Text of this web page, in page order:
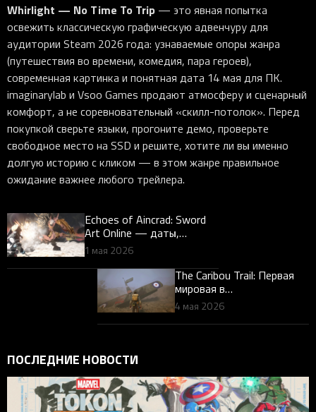
Whirlight — No Time To Trip — это явная попытка
освежить классическую графическую адвенчуру для
аудитории Steam 2026 года: узнаваемые опоры жанра
(путешествия во времени, комедия, пара героев),
современная картинка и понятная дата 14 мая для ПК.
imaginarylab и Vsoo Games продают атмосферу и сценарный
комфорт, а не соревновательный «скилл-потолок». Перед
покупкой сверьте языки, прогоните демо, проверьте
свободное место на SSD и решите, хотите ли вы именно
долгую историю с кликом — в этом жанре правильное
ожидание важнее любого трейлера.
Echoes of Aincrad: Sword
Art Online — даты,
платформы и контекст
1 мая 2026
The Caribou Trail: Первая
мировая в
повествовательном FPS
4 мая 2026
ПОСЛЕДНИЕ НОВОСТИ